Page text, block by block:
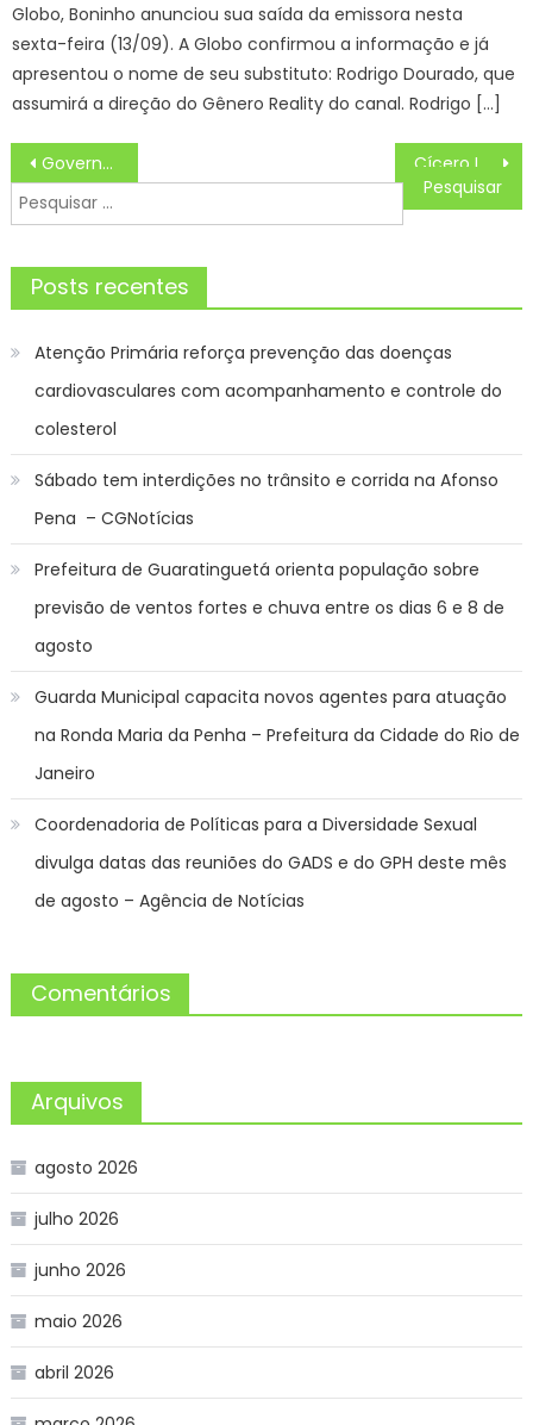
Globo, Boninho anunciou sua saída da emissora nesta
sexta-feira (13/09). A Globo confirmou a informação e já
apresentou o nome de seu substituto: Rodrigo Dourado, que
assumirá a direção do Gênero Reality do canal. Rodrigo […]
Navegação
de
Post
Governo de MS conquista nível máximo em transparência pela 3ª vez consecutiva – Agência de Noticias do Governo de Mato Grosso do Sul
Pesquisar
por:
Posts recentes
Atenção Primária reforça prevenção das doenças
cardiovasculares com acompanhamento e controle do
colesterol
Sábado tem interdições no trânsito e corrida na Afonso
Pena – CGNotícias
Prefeitura de Guaratinguetá orienta população sobre
previsão de ventos fortes e chuva entre os dias 6 e 8 de
agosto
Guarda Municipal capacita novos agentes para atuação
na Ronda Maria da Penha – Prefeitura da Cidade do Rio de
Janeiro
Coordenadoria de Políticas para a Diversidade Sexual
divulga datas das reuniões do GADS e do GPH deste mês
de agosto – Agência de Notícias
Comentários
Arquivos
agosto 2026
julho 2026
junho 2026
maio 2026
abril 2026